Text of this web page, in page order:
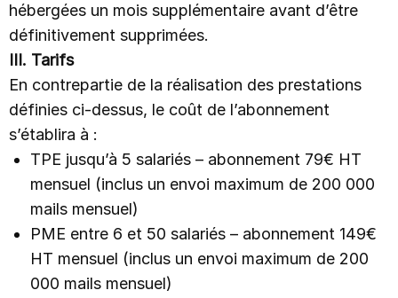
Découvrir Eden
hébergées un mois supplémentaire avant d’être
définitivement supprimées.
III. Tarifs
En contrepartie de la réalisation des prestations
définies ci-dessus, le coût de l’abonnement
s’établira à :
TPE jusqu’à 5 salariés – abonnement 79€ HT
mensuel (inclus un envoi maximum de 200 000
mails mensuel)
PME entre 6 et 50 salariés – abonnement 149€
HT mensuel (inclus un envoi maximum de 200
000 mails mensuel)